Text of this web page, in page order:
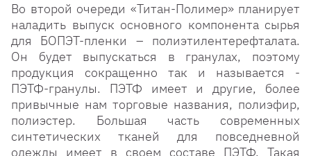
Во второй очереди «Титан-Полимер» планирует
наладить выпуск основного компонента сырья
для БОПЭТ-пленки – полиэтилентерефталата.
Он будет выпускаться в гранулах, поэтому
продукция сокращенно так и называется -
ПЭТФ-гранулы. ПЭТФ имеет и другие, более
привычные нам торговые названия, полиэфир,
полиэстер. Большая часть современных
синтетических тканей для повседневной
одежды имеет в своем составе ПЭТФ. Такая